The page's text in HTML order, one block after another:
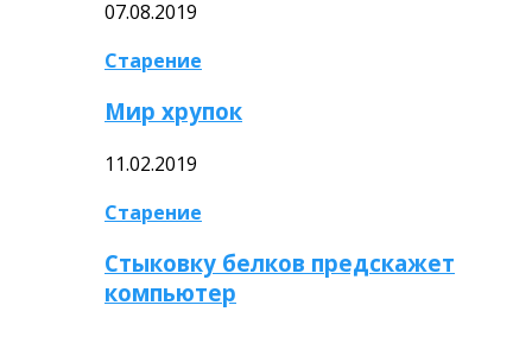
07.08.2019
Старение
Мир хрупок
11.02.2019
Старение
Стыковку белков предскажет
компьютер